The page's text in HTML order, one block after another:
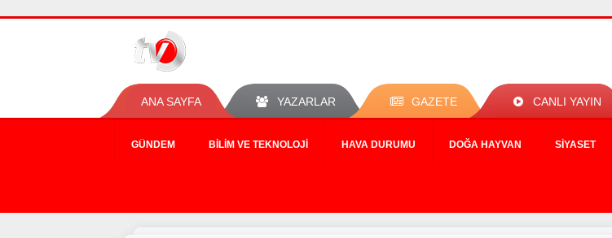
ANA SAYFA YAZARLAR GAZETE CANLI YAYIN
GÜNDEM BILIM VE TEKNOLOJI HAVA DURUMU DOĞA HAYVAN SIYASET